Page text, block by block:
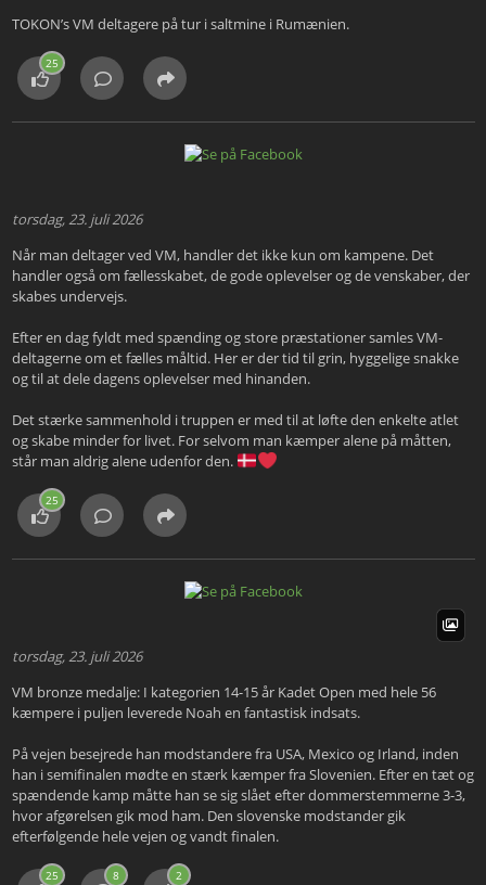
TOKON’s VM deltagere på tur i saltmine i Rumænien.
25
torsdag, 23. juli 2026
Når man deltager ved VM, handler det ikke kun om kampene. Det
handler også om fællesskabet, de gode oplevelser og de venskaber, der
skabes undervejs.
Efter en dag fyldt med spænding og store præstationer samles VM-
deltagerne om et fælles måltid. Her er der tid til grin, hyggelige snakke
og til at dele dagens oplevelser med hinanden.
Det stærke sammenhold i truppen er med til at løfte den enkelte atlet
og skabe minder for livet. For selvom man kæmper alene på måtten,
står man aldrig alene udenfor den.
25
torsdag, 23. juli 2026
VM bronze medalje: I kategorien 14-15 år Kadet Open med hele 56
kæmpere i puljen leverede Noah en fantastisk indsats.
På vejen besejrede han modstandere fra USA, Mexico og Irland, inden
han i semifinalen mødte en stærk kæmper fra Slovenien. Efter en tæt og
spændende kamp måtte han se sig slået efter dommerstemmerne 3-3,
hvor afgørelsen gik mod ham. Den slovenske modstander gik
efterfølgende hele vejen og vandt finalen.
25 8 2